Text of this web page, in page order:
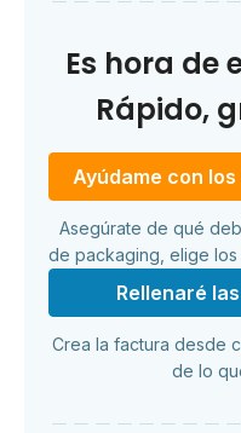
Es hora de
Rápido,
Ayúdame con
Asegúrate de qué
de packaging, elige los
Rellenaré
Crea la factura desde
de lo